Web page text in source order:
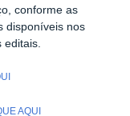
conforme as
disponíveis nos
editais.
AQUI